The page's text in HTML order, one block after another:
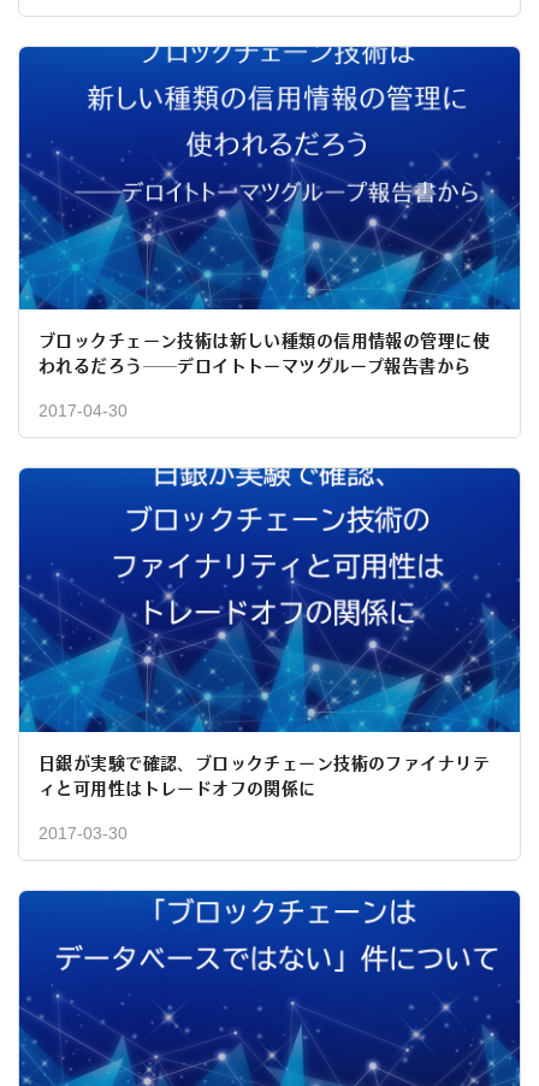
ブロックチェーン技術は新しい種類の信用情報の管理に使
われるだろう──デロイトトーマツグループ報告書から
2017-04-30
日銀が実験で確認、ブロックチェーン技術のファイナリテ
ィと可用性はトレードオフの関係に
2017-03-30